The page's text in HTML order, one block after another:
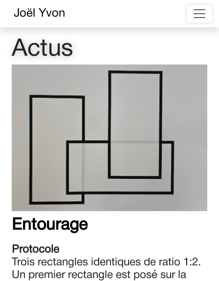
Joël Yvon
Actus
Entourage
Protocole
Trois rectangles identiques de ratio 1:2.
Un premier rectangle est posé sur la